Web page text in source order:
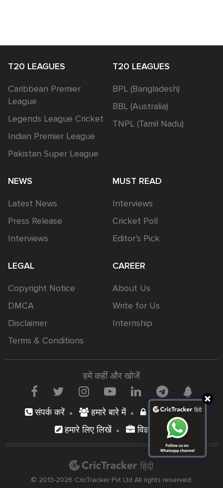
T20 LEAGUES
Caribbean Premier
League
Legends League Cricket
Indian Premier League
Pakistan Super League
T20 LEAGUES
BPL (Bangladesh)
BBL (Australia)
TNPL (Tamil Nadu)
NEWS
Latest News
Press Release
Interviews
MUST READ
Interviews
Cricket Poll
Editor’s Pick
LEGAL
Copyright Notice
DMCA
Disclaimer
Terms & Conditions
CAREER
About Us
Write for Us
Internship
हमें कहीं और खोजें
संपर्क करें हमारे बारे में
निजता नीति
हमारे लिए लिखें
विज्ञापन दें
© 2013-2026 CricTracker Pvt Ltd All rights reserved.